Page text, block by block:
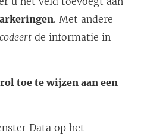
. Met andere
de informatie in
toe te wijzen aan een
Data op het